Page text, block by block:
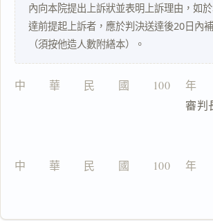
內向本院提出上訴狀並表明上訴理由，如
達前提起上訴者，應於判決送達後20日內
（須按他造人數附繕本）。
中　　華　　民　　國　　100　 年
中　　華　　民　　國　　100　 年